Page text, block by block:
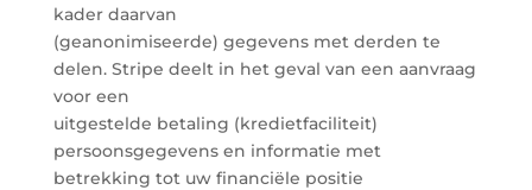
kader daarvan
(geanonimiseerde) gegevens met derden te
delen. Stripe deelt in het geval van een aanvraag
voor een
uitgestelde betaling (kredietfaciliteit)
persoonsgegevens en informatie met
betrekking tot uw financiële positie